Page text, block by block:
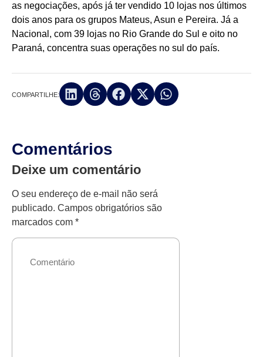
as negociações, após já ter vendido 10 lojas nos últimos
dois anos para os grupos Mateus, Asun e Pereira. Já a
Nacional, com 39 lojas no Rio Grande do Sul e oito no
Paraná, concentra suas operações no sul do país.
COMPARTILHE:
Comentários
Deixe um comentário
O seu endereço de e-mail não será
publicado. Campos obrigatórios são
marcados com *